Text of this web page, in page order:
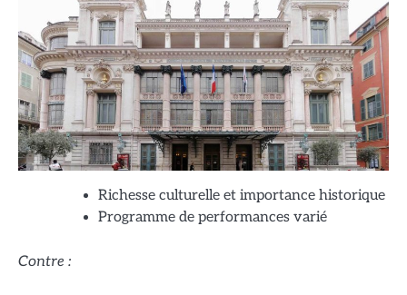
Richesse culturelle et importance historique
Programme de performances varié
Contre :